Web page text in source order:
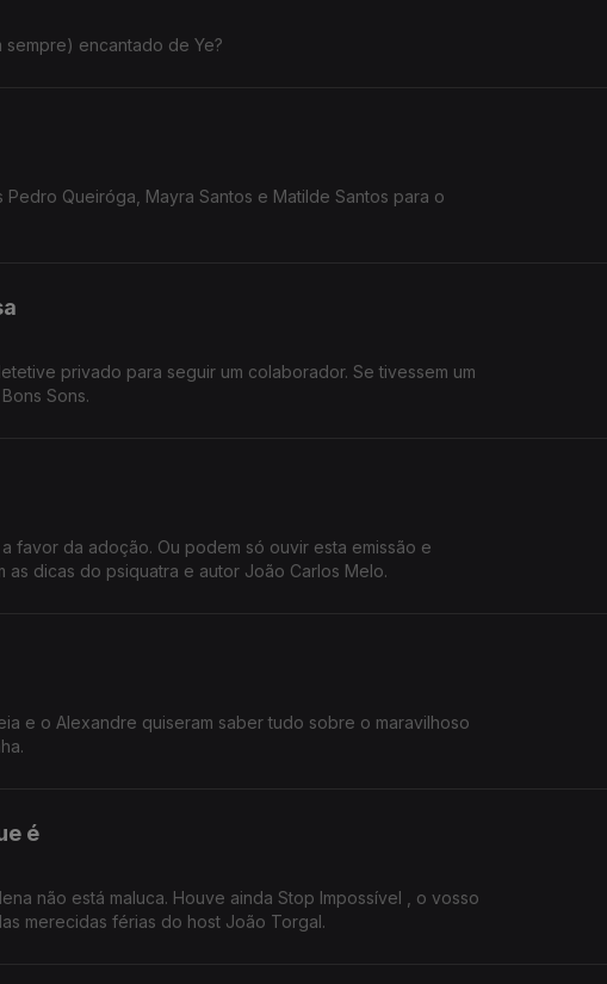
sempre) encantado de Ye?
Queiróga, Mayra Santos e Matilde Santos para o
privado para seguir um colaborador. Se tivessem um
Sons.
favor da adoção. Ou podem só ouvir esta emissão e
dicas do psiquatra e autor João Carlos Melo.
e o Alexandre quiseram saber tudo sobre o maravilhoso
é
não está maluca. Houve ainda Stop Impossível , o vosso
merecidas férias do host João Torgal.